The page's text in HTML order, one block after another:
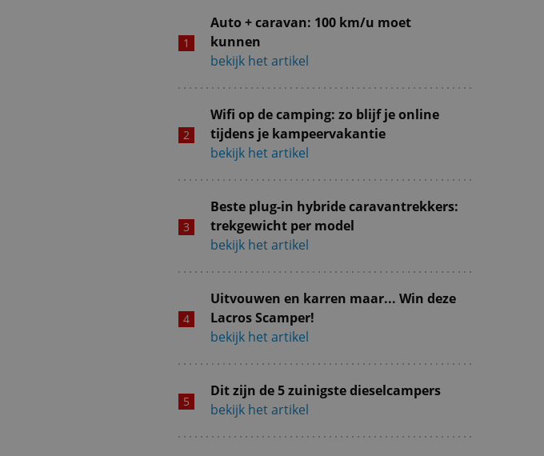
Auto + caravan: 100 km/u moet
kunnen
bekijk het artikel
Wifi op de camping: zo blijf je online
tijdens je kampeervakantie
bekijk het artikel
Beste plug-in hybride caravantrekkers:
trekgewicht per model
bekijk het artikel
Uitvouwen en karren maar... Win deze
Lacros Scamper!
bekijk het artikel
Dit zijn de 5 zuinigste dieselcampers
bekijk het artikel